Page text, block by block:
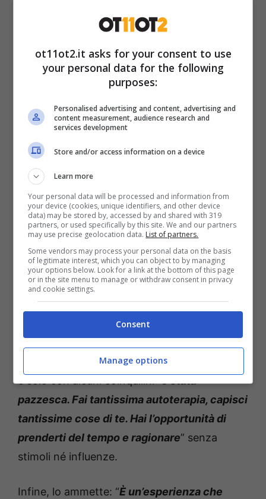
Dopo The Couple, novità per la star tv: progetti in vista?
(Credits: Instagram @jasminecarrisi) – ot11ot2.it
Anche
Jasmine Carrisi vorrebbe lanciarsi in
nuove avventure . I telespettatori la
ricordano con Pierangelo Greco aThe
Couple. Ebbene, è giunto il momento di porre
in pausa il presente, riavvolgere il nastro e
ricominciare da capo. Naturalmente ciò che è
stato non si cancella, anzi, resterà indelebile.
Ne parla liberamente sui social, rispondendo
recente, lontano da condizionamenti esterni
e solo con alcuni coinquilini “è stata
pazzesca. Fai tantissima autoterapia, capisci
tantissime cose di te. Hai l’opportunità di
prenderti del tempo e ragionare” senza
stimoli né influenze.
Infine, lo ammette: “È un’esperienza che
ot11ot2.it asks for your consent to use
your personal data for the following
purposes:
Personalised advertising and content, advertising and
content measurement, audience research and
services development
Store and/or access information on a device
Learn more
Your personal data will be processed and information from
your device (cookies, unique identifiers, and other device
data) may be stored by, accessed by and shared with 319
partners, or used specifically by this site. We and our partners
may use precise geolocation data. List of partners.
Some vendors may process your personal data on the basis
of legitimate interest, which you can object to by managing
your options below. Look for a link at the bottom of this page
or in the site menu to manage or withdraw consent in privacy
and cookie settings.
Consent
Manage options